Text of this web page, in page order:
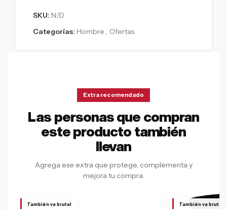
SKU: N/D
Categorías: Hombre , Ofertas
Extra recomendado
Las personas que compran
este producto también
llevan
Agrega ese extra que protege, complementa y
mejora tu compra.
También va brutal También va brutal